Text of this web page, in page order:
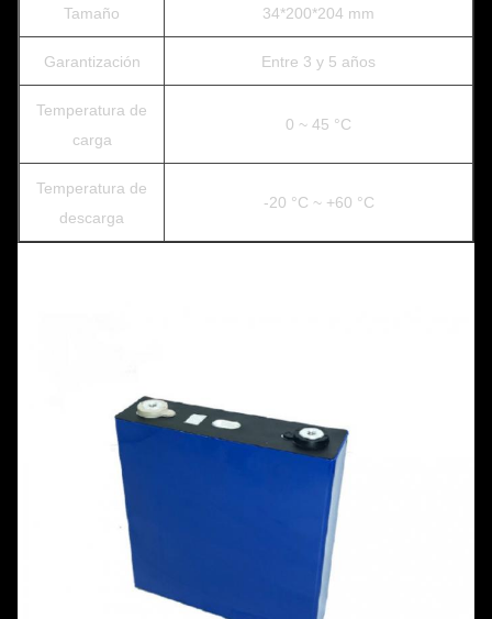
Tamaño 34*200*204 mm
Garantización Entre 3 y 5 años
Temperatura de
carga
0 ~ 45 °C
Temperatura de
descarga
-20 °C ~ +60 °C